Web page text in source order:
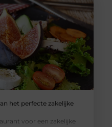
het perfecte zakelijke
voor een zakelijke